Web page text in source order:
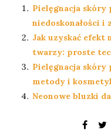
Pielęgnacja skóry
niedoskonałości i
Jak uzyskać
twarzy: proste
Pielęgnacja skóry
metody i
Neonowe bluzki